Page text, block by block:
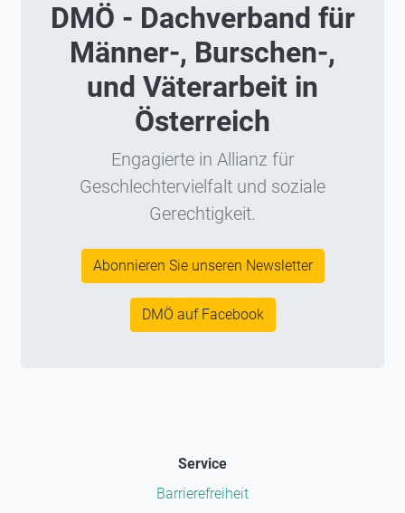
DMÖ - Dachverband für
Männer-, Burschen-,
und Väterarbeit in
Österreich
Engagierte in Allianz für
Geschlechtervielfalt und soziale
Gerechtigkeit.
Abonnieren Sie unseren Newsletter
DMÖ auf Facebook
Service
Barrierefreiheit